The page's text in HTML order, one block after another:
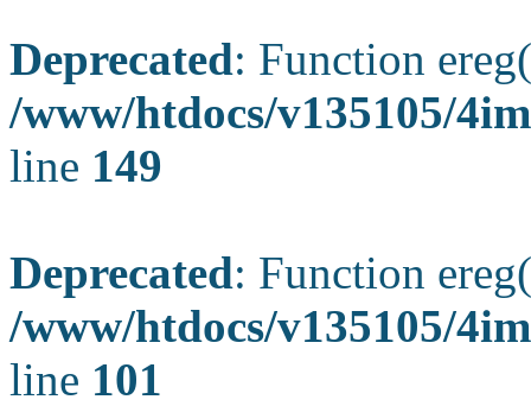
Deprecated: Function
/www/htdocs/v135105/
line 149
Deprecated: Function
/www/htdocs/v135105/
line 101